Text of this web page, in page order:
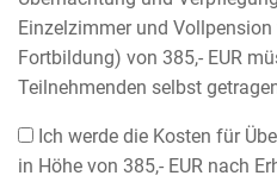
Einzelzimmer und
Fortbildung) von 385,- EUR
Teilnehmenden selbst
Ich werde die Kosten für
in Höhe von 385,- EUR nach